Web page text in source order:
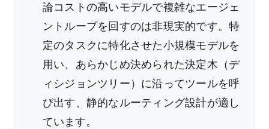
論コストの高いモデルで複雑なエージェ
ントループを回すのは非現実的です。特
定のタスクに特化させた小規模モデルを
用い、あらかじめ決められた決定木（デ
ィシジョンツリー）に沿ってツールを呼
び出す、静的なルーティング設計が適し
ています。